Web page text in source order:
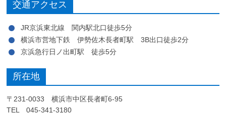
交通アクセス
JR京浜東北線 関内駅北口徒歩5分
横浜市営地下鉄 伊勢佐木長者町駅 3B出口徒歩2分
京浜急行日ノ出町駅 徒歩5分
所在地
〒231-0033 横浜市中区長者町6-95
TEL 045-341-3180